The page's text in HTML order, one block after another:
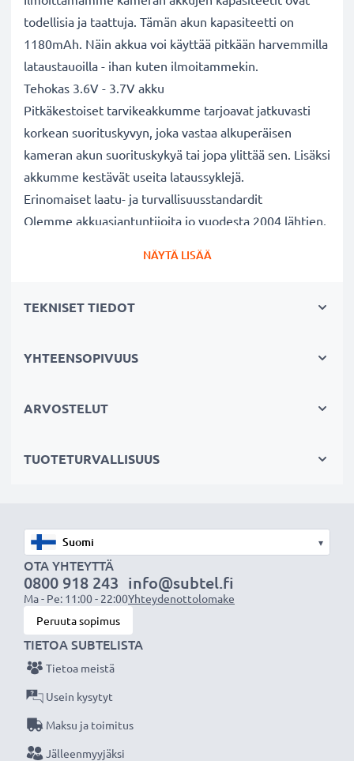
todellisia ja taattuja. Tämän akun kapasiteetti on
1180mAh. Näin akkua voi käyttää pitkään harvemmilla
lataustauoilla - ihan kuten ilmoitammekin.
Tehokas 3.6V - 3.7V akku
Pitkäkestoiset tarvikeakkumme tarjoavat jatkuvasti
korkean suorituskyvyn, joka vastaa alkuperäisen
kameran akun suorituskykyä tai jopa ylittää sen. Lisäksi
akkumme kestävät useita lataussyklejä.
Erinomaiset laatu- ja turvallisuusstandardit
Olemme akkuasiantuntijoita jo vuodesta 2004 lähtien.
Tärkeä lisä valokuvaajaan kameralaukkuun
pitkäaikaiseen valokuvaukseen tai videokuvaukseen.
NÄYTÄ LISÄÄ
TEKNISET TIEDOT
YHTEENSOPIVUUS
ARVOSTELUT
TUOTETURVALLISUUS
▾
OTA YHTEYTTÄ
0800 918 243
Ma - Pe: 11:00 - 22:00
info@subtel.fi
Yhteydenottolomake
Peruuta sopimus
TIETOA SUBTELISTA
Tietoa meistä
Usein kysytyt
Maksu ja toimitus
Jälleenmyyjäksi